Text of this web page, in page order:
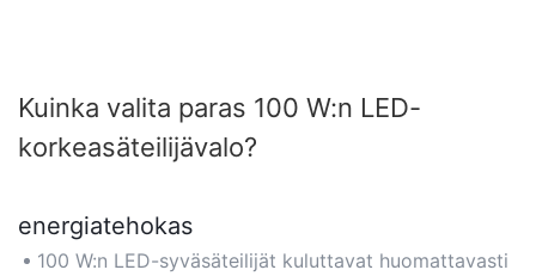
Kuinka valita paras 100 W:n LED-
korkeasäteilijävalo?
energiatehokas
100 W:n LED-syväsäteilijät kuluttavat huomattavasti